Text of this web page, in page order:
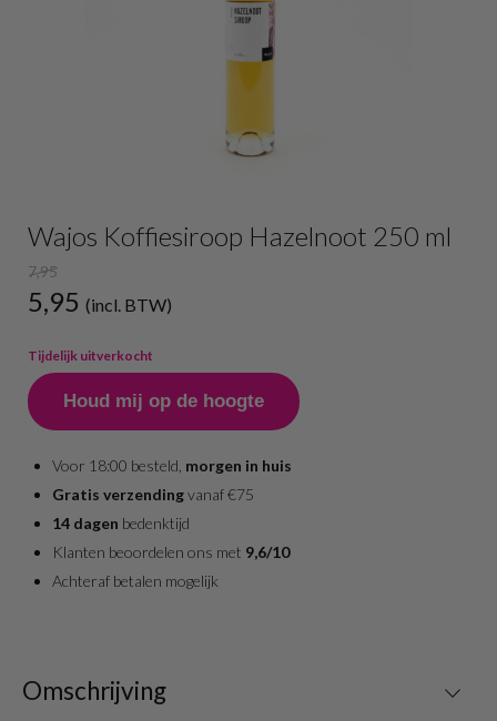
Wajos Koffiesiroop Hazelnoot 250 ml
7,95
5,95 (incl. BTW)
Tijdelijk uitverkocht
Houd mij op de hoogte
Voor 18:00 besteld, morgen in huis
Gratis verzendingvanaf €75
14 dagen bedenktijd
Klanten beoordelen ons met 9,6/10
Achteraf betalen mogelijk
Omschrijving